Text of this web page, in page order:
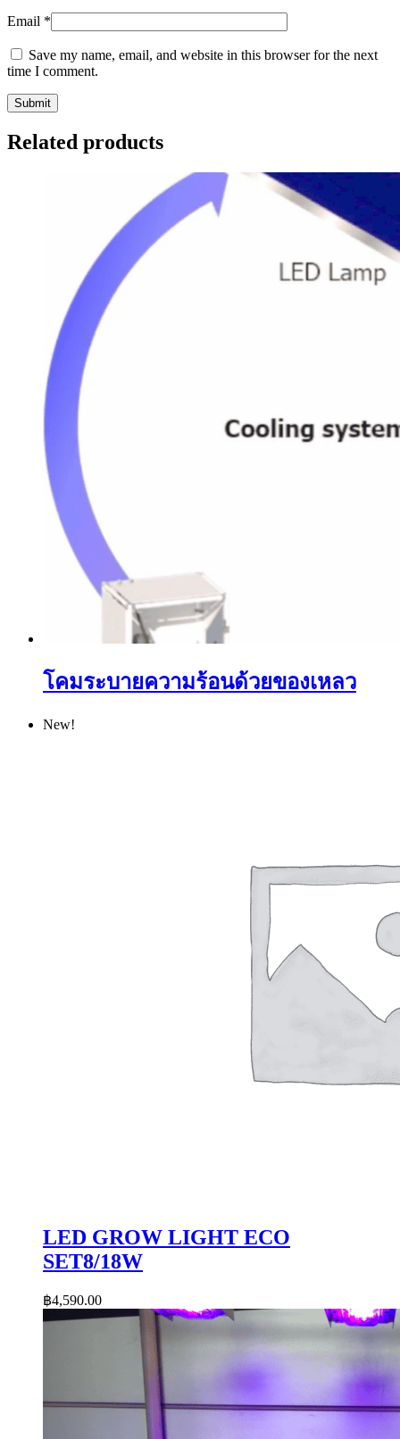
Email *
Save my name, email, and website in this browser for the next
time I comment.
Related products
โคมระบายความร้อนด้วยของเหลว
New!
LED GROW LIGHT ECO
SET8/18W
฿4,590.00